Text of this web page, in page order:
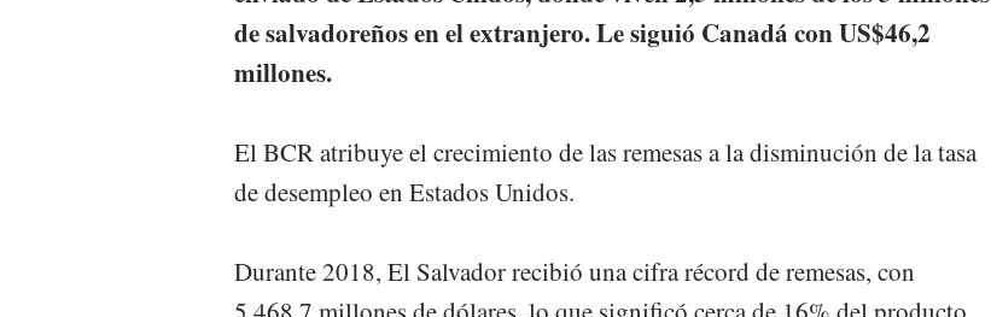
de salvadoreños en el extranjero. Le siguió Canadá con US$46,2
millones.
El BCR atribuye el crecimiento de las remesas a la disminución de la tasa
de desempleo en Estados Unidos.
Durante 2018, El Salvador recibió una cifra récord de remesas, con